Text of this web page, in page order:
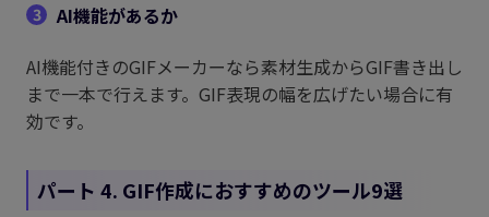
3
AI機能があるか
AI機能付きのGIFメーカーなら素材生成からGIF書き出し
まで一本で行えます。GIF表現の幅を広げたい場合に有
効です。
パート 4. GIF作成におすすめのツール9選